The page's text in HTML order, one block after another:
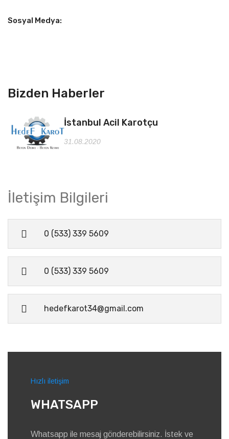
Sosyal Medya:
Bizden Haberler
İstanbul Acil Karotçu
31.08.2020
İletişim Bilgileri
0 (533) 339 5609
0 (533) 339 5609
hedefkarot34@gmail.com
Hızlı iletişim
WHATSAPP
Whatsapp ile mesaj gönderebilirsiniz. İstek ve